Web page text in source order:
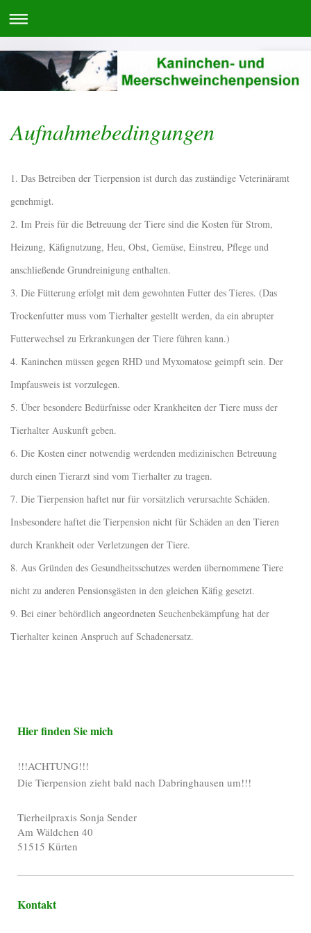
Aufnahmebedingungen
1. Das Betreiben der Tierpension ist durch das zuständige Veterinäramt
genehmigt.
2. Im Preis für die Betreuung der Tiere sind die Kosten für Strom,
Heizung, Käfignutzung, Heu, Obst, Gemüse, Einstreu, Pflege und
anschließende Grundreinigung enthalten.
3. Die Fütterung erfolgt mit dem gewohnten Futter des Tieres. (Das
Trockenfutter muss vom Tierhalter gestellt werden, da ein abrupter
Futterwechsel zu Erkrankungen der Tiere führen kann.)
4. Kaninchen müssen gegen RHD und Myxomatose geimpft sein. Der
Impfausweis ist vorzulegen.
5. Über besondere Bedürfnisse oder Krankheiten der Tiere muss der
Tierhalter Auskunft geben.
6. Die Kosten einer notwendig werdenden medizinischen Betreuung
durch einen Tierarzt sind vom Tierhalter zu tragen.
7. Die Tierpension haftet nur für vorsätzlich verursachte Schäden.
Insbesondere haftet die Tierpension nicht für Schäden an den Tieren
durch Krankheit oder Verletzungen der Tiere.
8. Aus Gründen des Gesundheitsschutzes werden übernommene Tiere
nicht zu anderen Pensionsgästen in den gleichen Käfig gesetzt.
9. Bei einer behördlich angeordneten Seuchenbekämpfung hat der
Tierhalter keinen Anspruch auf Schadenersatz.
Hier finden Sie mich
!!!ACHTUNG!!!
Die Tierpension zieht bald nach Dabringhausen um!!!
Tierheilpraxis Sonja Sender
Am Wäldchen 40
51515 Kürten
Kontakt